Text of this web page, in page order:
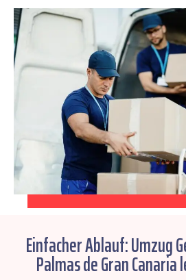
Einfacher Ablauf: Umzug
Palmas de Gran